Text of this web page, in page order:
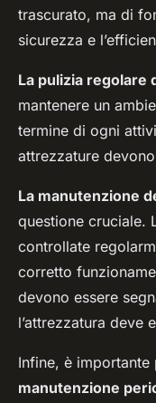
trascurato, ma di
sicurezza e
La pulizia regolare
mantenere un
termine di ogni
attrezzature
La manutenzione
questione cruciale.
controllate
corretto
devono essere
l’attrezzatura deve
Infine, è importante
manutenzione